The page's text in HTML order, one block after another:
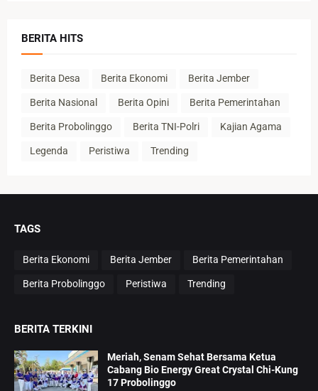
BERITA HITS
Berita Desa Berita Ekonomi Berita Jember
Berita Nasional Berita Opini Berita Pemerintahan
Berita Probolinggo Berita TNI-Polri Kajian Agama
Legenda Peristiwa Trending
TAGS
Berita Ekonomi Berita Jember Berita Pemerintahan
Berita Probolinggo Peristiwa Trending
BERITA TERKINI
Meriah, Senam Sehat Bersama Ketua
Cabang Bio Energy Great Crystal Chi-Kung
17 Probolinggo